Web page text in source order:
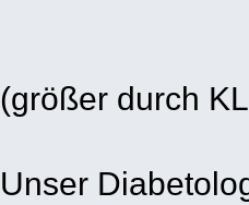
(größer durch
Unser